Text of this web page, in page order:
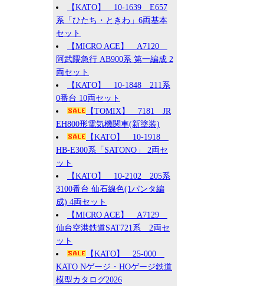
【KATO】 10-1639 E657
系「ひたち・ときわ」6両基本
セット
【MICRO ACE】 A7120
阿武隈急行 AB900系 第一編成 2
両セット
【KATO】 10-1848 211系
0番台 10両セット
【TOMIX】 7181 JR
EH800形電気機関車(新塗装)
【KATO】 10-1918
HB-E300系「SATONO」 2両セ
ット
【KATO】 10-2102 205系
3100番台 仙石線色(1パンタ編
成) 4両セット
【MICRO ACE】 A7129
仙台空港鉄道SAT721系 2両セ
ット
【KATO】 25-000
KATO Nゲージ・HOゲージ鉄道
模型カタログ2026